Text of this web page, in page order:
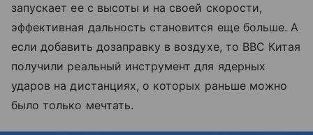
запускает ее с высоты и на своей скорости,
эффективная дальность становится еще больше. А
если добавить дозаправку в воздухе, то ВВС Китая
получили реальный инструмент для ядерных
ударов на дистанциях, о которых раньше можно
было только мечтать.